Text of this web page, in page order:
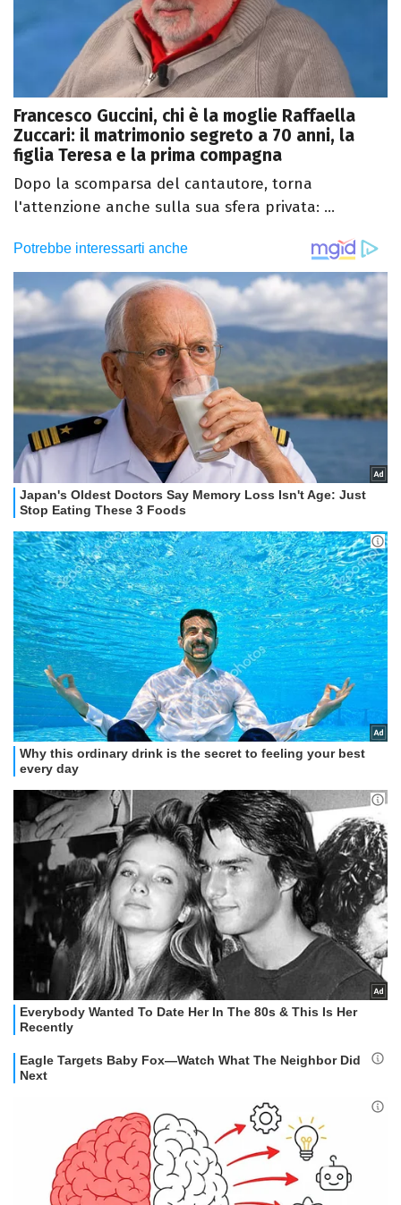
Francesco Guccini, chi è la moglie Raffaella
Zuccari: il matrimonio segreto a 70 anni, la
figlia Teresa e la prima compagna
Dopo la scomparsa del cantautore, torna
l'attenzione anche sulla sua sfera privata: ...